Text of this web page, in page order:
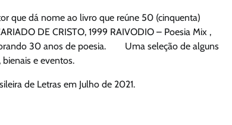
que dá nome ao livro que reúne 50 (cinquenta)
DE CRISTO, 1999 RAIVODIO – Poesia Mix ,
30 anos de poesia. Uma seleção de alguns
e eventos.
de Letras em Julho de 2021.